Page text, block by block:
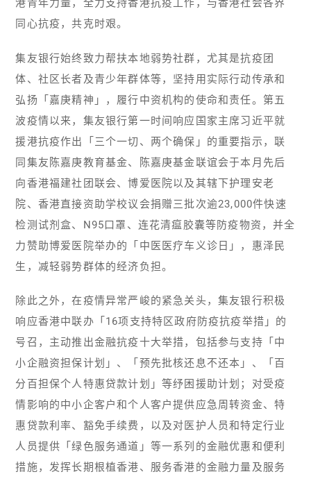
港青年力量，全力支持香港抗疫工作，与香港社会各界
同心抗疫，共克时艰。
集友银行始终致力帮扶本地弱势社群，尤其是抗疫团
体、社区长者及青少年群体等，坚持用实际行动传承和
弘扬「嘉庚精神」，履行中资机构的使命和责任。第五
波疫情以来，集友银行第一时间响应国家主席习近平就
援港抗疫作出「三个一切、两个确保」的重要指示，联
同集友陈嘉庚教育基金、陈嘉庚基金联谊会于本月先后
向香港福建社团联会、博爱医院以及其辖下护理安老
院、香港直接资助学校议会捐赠三批次逾23,000件快速
检测试剂盒、N95口罩、连花清瘟胶囊等防疫物资，并全
力赞助博爱医院举办的「中医医疗车义诊日」，惠泽民
生，减轻弱势群体的经济负担。
除此之外，在疫情异常严峻的紧急关头，集友银行积极
响应香港中联办「16项支持特区政府防疫抗疫举措」的
号召，主动推出金融抗疫十大举措，包括参与支持「中
小企融资担保计划」、「预先批核还息不还本」、「百
分百担保个人特惠贷款计划」等纾困援助计划；对受疫
情影响的中小企客户和个人客户提供应急周转资金、特
惠贷款利率、豁免手续费，以及对医护人员和特定行业
人员提供「绿色服务通道」等一系列的金融优惠和便利
措施，发挥长期根植香港、服务香港的金融力量及服务